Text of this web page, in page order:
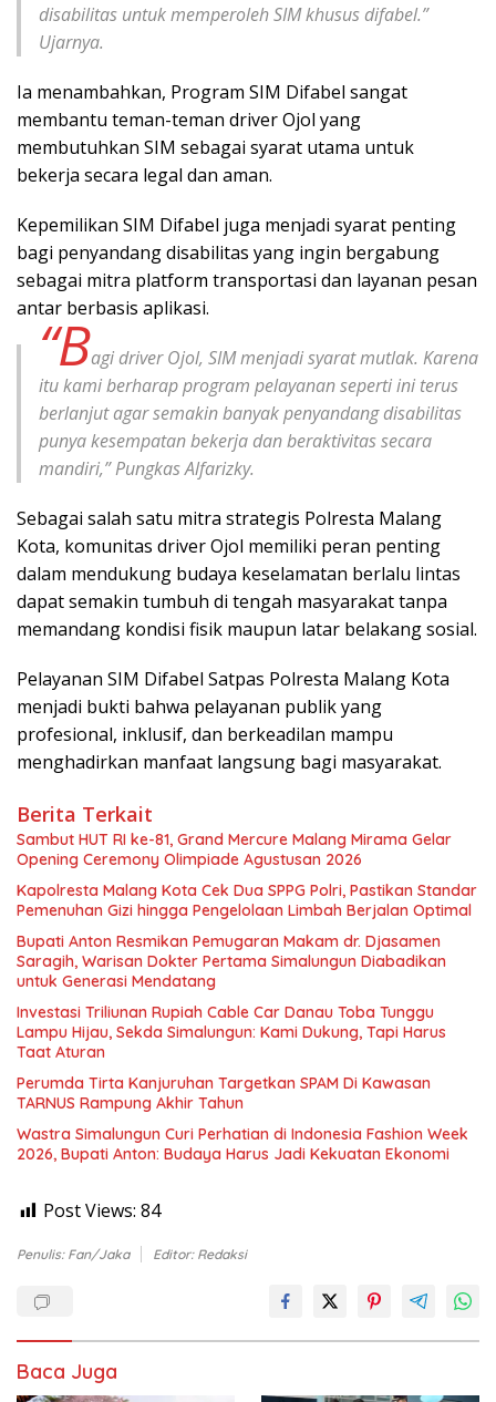
disabilitas untuk memperoleh SIM khusus difabel.”
Ujarnya.
Ia menambahkan, Program SIM Difabel sangat
membantu teman-teman driver Ojol yang
membutuhkan SIM sebagai syarat utama untuk
bekerja secara legal dan aman.
Kepemilikan SIM Difabel juga menjadi syarat penting
bagi penyandang disabilitas yang ingin bergabung
sebagai mitra platform transportasi dan layanan pesan
antar berbasis aplikasi.
“Bagi driver Ojol, SIM menjadi syarat mutlak. Karena
itu kami berharap program pelayanan seperti ini terus
berlanjut agar semakin banyak penyandang disabilitas
punya kesempatan bekerja dan beraktivitas secara
mandiri,” Pungkas Alfarizky.
Sebagai salah satu mitra strategis Polresta Malang
Kota, komunitas driver Ojol memiliki peran penting
dalam mendukung budaya keselamatan berlalu lintas
dapat semakin tumbuh di tengah masyarakat tanpa
memandang kondisi fisik maupun latar belakang sosial.
Pelayanan SIM Difabel Satpas Polresta Malang Kota
menjadi bukti bahwa pelayanan publik yang
profesional, inklusif, dan berkeadilan mampu
menghadirkan manfaat langsung bagi masyarakat.
Berita Terkait
Sambut HUT RI ke-81, Grand Mercure Malang Mirama Gelar
Opening Ceremony Olimpiade Agustusan 2026
Kapolresta Malang Kota Cek Dua SPPG Polri, Pastikan Standar
Pemenuhan Gizi hingga Pengelolaan Limbah Berjalan Optimal
Bupati Anton Resmikan Pemugaran Makam dr. Djasamen
Saragih, Warisan Dokter Pertama Simalungun Diabadikan
untuk Generasi Mendatang
Investasi Triliunan Rupiah Cable Car Danau Toba Tunggu
Lampu Hijau, Sekda Simalungun: Kami Dukung, Tapi Harus
Taat Aturan
Perumda Tirta Kanjuruhan Targetkan SPAM Di Kawasan
TARNUS Rampung Akhir Tahun
Wastra Simalungun Curi Perhatian di Indonesia Fashion Week
2026, Bupati Anton: Budaya Harus Jadi Kekuatan Ekonomi
Post Views: 84
Penulis: Fan/Jaka Editor: Redaksi
Baca Juga